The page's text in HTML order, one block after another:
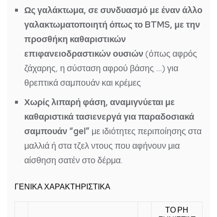
Ως γαλάκτωμα, σε συνδυασμό με έναν άλλο
γαλακτωματοποιητή όπως το BTMS, με την
προσθήκη καθαριστικών
επιφανειοδραστικών ουσιών(όπως αφρός
ζάχαρης, η σύσταση αφρού βάσης …) για
θρεπτικά σαμπουάν και κρέμες
Χωρίς λιπαρή φάση, αναμιγνύεται με
καθαριστικά τασιενεργά για παραδοσιακά
σαμπουάν “gel” με ιδιότητες περιποίησης στα
μαλλιά ή στα τζελ ντους που αφήνουν μια
αίσθηση σατέν στο δέρμα.
ΓΕΝΙΚΑ ΧΑΡΑΚΤΗΡΙΣΤΙΚΑ
ΤΟ ΡΗ